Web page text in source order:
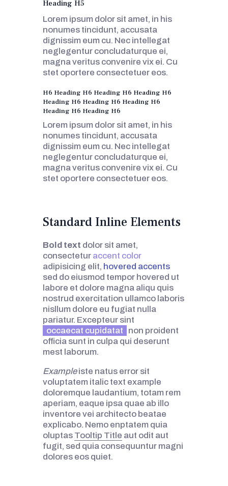
Heading H5
Lorem ipsum dolor sit amet, in his
nonumes tincidunt, accusata
dignissim eum cu. Nec intellegat
neglegentur concludaturque ei,
magna veritus convenire vix ei. Cu
stet oportere consectetuer eos.
H6 Heading H6 Heading H6 Heading H6
Heading H6 Heading H6 Heading H6
Heading H6 Heading H6
Lorem ipsum dolor sit amet, in his
nonumes tincidunt, accusata
dignissim eum cu. Nec intellegat
neglegentur concludaturque ei,
magna veritus convenire vix ei. Cu
stet oportere consectetuer eos.
Standard Inline Elements
Bold text dolor sit amet,
consectetur accent color
adipisicing elit, hovered accents
sed do eiusmod tempor hovered ut
labore et dolore magna aliqu quis
nostrud exercitation ullamco laboris
nisllum dolore eu fugiat nulla
pariatur. Excepteur sint
occaecat cupidatat
non proident
officia sunt in culpa qui deserunt
mest laborum.
Exampleiste natus error sit
voluptatem italic text example
doloremque laudantium, totam rem
aperiam, eaque ipsa quae ab illo
inventore vei architecto beatae
explicabo. Nemo enptatem quia
oluptas Tooltip Title aut odit aut
fugit, sed quia consequuntur magni
dolores eos quiet.